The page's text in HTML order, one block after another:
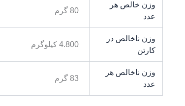
وزن خالص هر
عدد
80 گرم
وزن ناخالص در
کارتن
4.800 کیلوگرم
وزن ناخالص هر
عدد
83 گرم